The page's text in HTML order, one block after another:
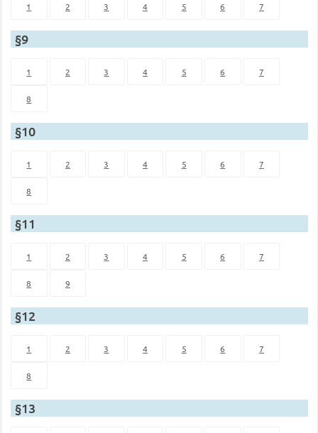
1 2 3 4 5 6 7
§9
1 2 3 4 5 6 7
8
§10
1 2 3 4 5 6 7
8
§11
1 2 3 4 5 6 7
8 9
§12
1 2 3 4 5 6 7
8
§13